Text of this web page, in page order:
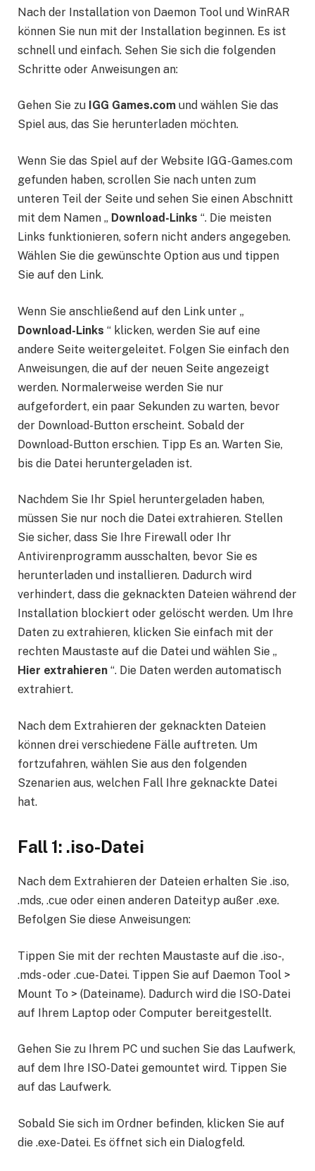
Nach der Installation von Daemon Tool und WinRAR
können Sie nun mit der Installation beginnen. Es ist
schnell und einfach. Sehen Sie sich die folgenden
Schritte oder Anweisungen an:
Gehen Sie zu IGG Games.com und wählen Sie das
Spiel aus, das Sie herunterladen möchten.
Wenn Sie das Spiel auf der Website IGG-Games.com
gefunden haben, scrollen Sie nach unten zum
unteren Teil der Seite und sehen Sie einen Abschnitt
mit dem Namen „ Download-Links “. Die meisten
Links funktionieren, sofern nicht anders angegeben.
Wählen Sie die gewünschte Option aus und tippen
Sie auf den Link.
Wenn Sie anschließend auf den Link unter „
Download-Links “ klicken, werden Sie auf eine
andere Seite weitergeleitet. Folgen Sie einfach den
Anweisungen, die auf der neuen Seite angezeigt
werden. Normalerweise werden Sie nur
aufgefordert, ein paar Sekunden zu warten, bevor
der Download-Button erscheint. Sobald der
Download-Button erschien. Tipp Es an. Warten Sie,
bis die Datei heruntergeladen ist.
Nachdem Sie Ihr Spiel heruntergeladen haben,
müssen Sie nur noch die Datei extrahieren. Stellen
Sie sicher, dass Sie Ihre Firewall oder Ihr
Antivirenprogramm ausschalten, bevor Sie es
herunterladen und installieren. Dadurch wird
verhindert, dass die geknackten Dateien während der
Installation blockiert oder gelöscht werden. Um Ihre
Daten zu extrahieren, klicken Sie einfach mit der
rechten Maustaste auf die Datei und wählen Sie „
Hier extrahieren “. Die Daten werden automatisch
extrahiert.
Nach dem Extrahieren der geknackten Dateien
können drei verschiedene Fälle auftreten. Um
fortzufahren, wählen Sie aus den folgenden
Szenarien aus, welchen Fall Ihre geknackte Datei
hat.
Fall 1: .iso-Datei
Nach dem Extrahieren der Dateien erhalten Sie .iso,
.mds, .cue oder einen anderen Dateityp außer .exe.
Befolgen Sie diese Anweisungen:
Tippen Sie mit der rechten Maustaste auf die .iso-,
.mds- oder .cue-Datei. Tippen Sie auf Daemon Tool >
Mount To > (Dateiname). Dadurch wird die ISO-Datei
auf Ihrem Laptop oder Computer bereitgestellt.
Gehen Sie zu Ihrem PC und suchen Sie das Laufwerk,
auf dem Ihre ISO-Datei gemountet wird. Tippen Sie
auf das Laufwerk.
Sobald Sie sich im Ordner befinden, klicken Sie auf
die .exe-Datei. Es öffnet sich ein Dialogfeld.